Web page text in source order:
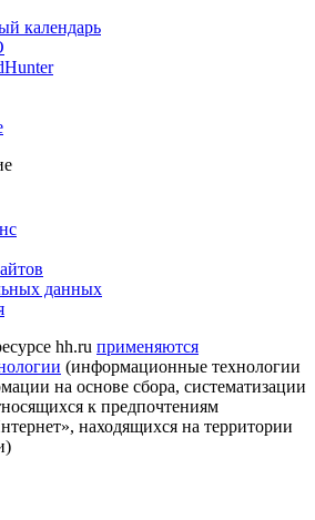
календарь
данных
hh.ru применяются
(информационные технологии
на основе сбора, систематизации
к предпочтениям
находящихся на территории